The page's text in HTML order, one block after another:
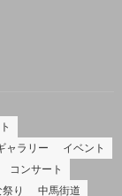
ャラリー
イベント
コンサート
り 中馬街道